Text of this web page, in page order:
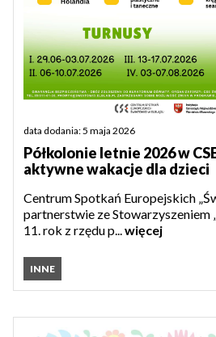
data dodania: 5 maja 2026
Półkolonie letnie 2026 w
aktywne wakacje dla dzieci
Centrum Spotkań Europejskich
partnerstwie ze Stowarzyszeniem
11. rok z rzędu p...więcej
INNE